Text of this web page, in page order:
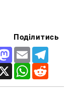
Поділитись
Mastodon
Email
X WhatsApp